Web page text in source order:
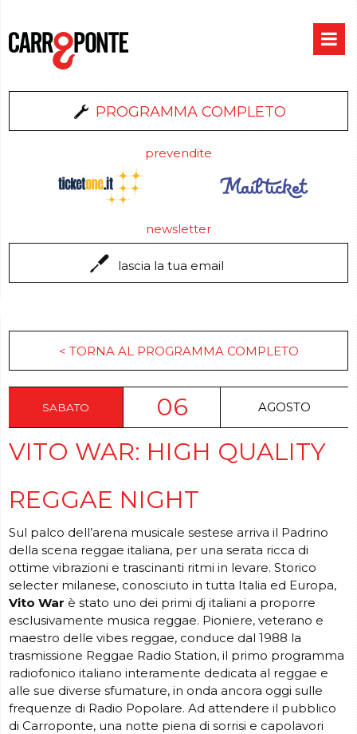
PROGRAMMA COMPLETO
prevendite
newsletter
< TORNA AL PROGRAMMA COMPLETO
SABATO 06 AGOSTO
VITO WAR: HIGH QUALITY
REGGAE NIGHT
Sul palco dell’arena musicale sestese arriva il Padrino
della scena reggae italiana, per una serata ricca di
ottime vibrazioni e trascinanti ritmi in levare. Storico
selecter milanese, conosciuto in tutta Italia ed Europa,
Vito War è stato uno dei primi dj italiani a proporre
esclusivamente musica reggae. Pioniere, veterano e
maestro delle vibes reggae, conduce dal 1988 la
trasmissione Reggae Radio Station, il primo programma
radiofonico italiano interamente dedicata al reggae e
alle sue diverse sfumature, in onda ancora oggi sulle
frequenze di Radio Popolare. Ad attendere il pubblico
di Carroponte, una notte piena di sorrisi e capolavori